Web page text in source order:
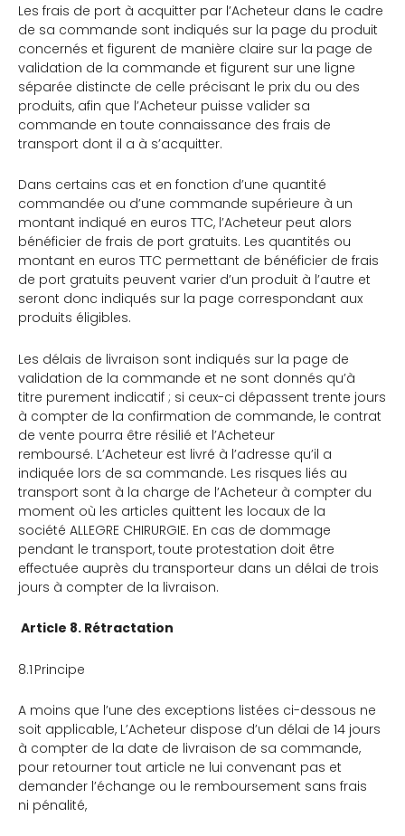
Les frais de port à acquitter par l’Acheteur dans le cadre
de sa commande sont indiqués sur la page du produit
concernés et figurent de manière claire sur la page de
validation de la commande et figurent sur une ligne
séparée distincte de celle précisant le prix du ou des
produits, afin que l’Acheteur puisse valider sa
commande en toute connaissance des frais de
transport dont il a à s’acquitter.
Dans certains cas et en fonction d’une quantité
commandée ou d’une commande supérieure à un
montant indiqué en euros TTC, l’Acheteur peut alors
bénéficier de frais de port gratuits. Les quantités ou
montant en euros TTC permettant de bénéficier de frais
de port gratuits peuvent varier d’un produit à l’autre et
seront donc indiqués sur la page correspondant aux
produits éligibles.
Les délais de livraison sont indiqués sur la page de
validation de la commande et ne sont donnés qu’à
titre purement indicatif ; si ceux-ci dépassent trente jours
à compter de la confirmation de commande, le contrat
de vente pourra être résilié et l’Acheteur
remboursé. L’Acheteur est livré à l’adresse qu’il a
indiquée lors de sa commande. Les risques liés au
transport sont à la charge de l’Acheteur à compter du
moment où les articles quittent les locaux de la
société ALLEGRE CHIRURGIE. En cas de dommage
pendant le transport, toute protestation doit être
effectuée auprès du transporteur dans un délai de trois
jours à compter de la livraison.
Article 8. Rétractation
8.1 Principe
A moins que l’une des exceptions listées ci-dessous ne
soit applicable, L’Acheteur dispose d’un délai de 14 jours
à compter de la date de livraison de sa commande,
pour retourner tout article ne lui convenant pas et
demander l’échange ou le remboursement sans frais
ni pénalité,